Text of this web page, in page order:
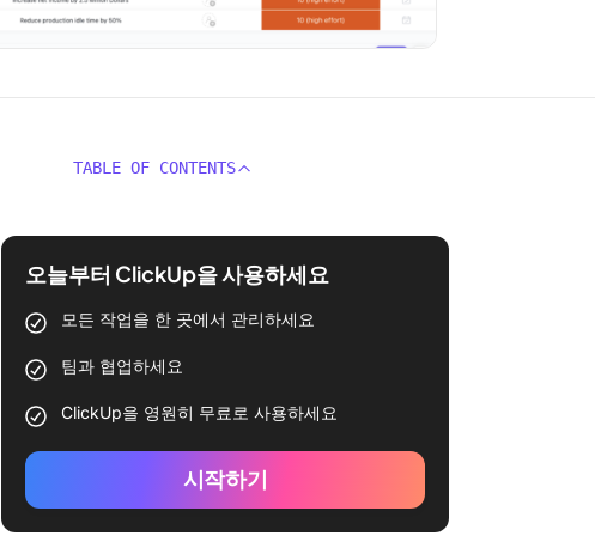
TABLE OF CONTENTS
오늘부터 ClickUp을 사용하세요
모든 작업을 한 곳에서 관리하세요
팀과 협업하세요
ClickUp을 영원히 무료로 사용하세요
시작하기